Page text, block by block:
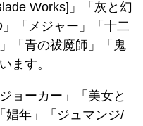
Works]」「灰と幻
「メジャー」「十二
「青の祓魔師」「鬼
ます。
ョーカー」「美女と
娼年」「ジュマンジ/